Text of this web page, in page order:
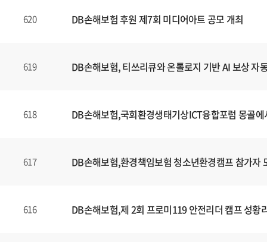
620 DB손해보험 후원 제7회 미디어아트 공모 개최
619 DB손해보험, 티쓰리큐와 온톨로지 기반 AI 보상 자
618 DB손해보험,국회환경생태기상ICT융합포럼 몽골에
617 DB손해보험,환경책임보험 청소년환경캠프 참가자
616 DB손해보험,제 2회 프로미119 안전리더 캠프 성황